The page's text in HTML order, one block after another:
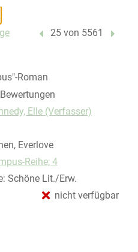
Vorheriger Treffer
25 von 5561
Roman
nach diesem Verfasser
Elle (Verfasser)
Everlove
Reihe; 4
Schöne Lit./Erw.
nicht verfügbar